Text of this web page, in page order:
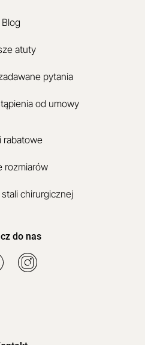
Blog
atuty
pytania
od umowy
rabatowe
rozmiarów
stali chirurgicznej
do nas